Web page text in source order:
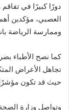
دورًا كبيرًا في
العصبي، مؤكدين
وممارسة الرياضة
كما نصح الأطباء
تجاهل الأعراض
حيث قد تكون
وتواصل وزارة